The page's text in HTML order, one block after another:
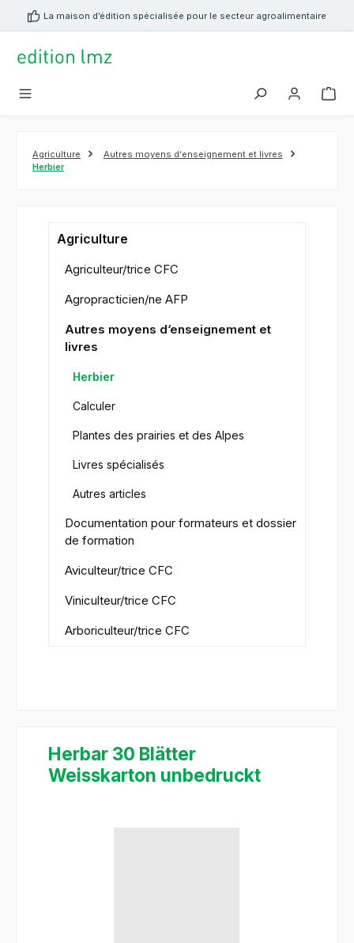
principal
La maison d’édition spécialisée pour le secteur agroalimentaire
Agriculture
Autres moyens d‘enseignement et livres
Herbier
Agriculture
Agriculteur/trice CFC
Agropracticien/ne AFP
Autres moyens d‘enseignement et
livres
Herbier
Calculer
Plantes des prairies et des Alpes
Livres spécialisés
Autres articles
Documentation pour formateurs et dossier
de formation
Aviculteur/trice CFC
Viniculteur/trice CFC
Arboriculteur/trice CFC
Herbar 30 Blätter
Weisskarton unbedruckt